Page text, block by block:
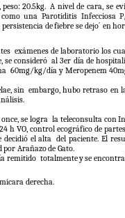
20.5kg. A nivel de cara, se
como una Parotiditis Infecciosa
persistencia defiebre se dejo´ en
exámenes de laboratorio los
se consideró al 3er día de
60mg/kg/día y Meropenem
sin embargo, hubo retraso en
se logra la teleconsulta con
24 h VO, control ecográfico de
decidió el alta del paciente. El
por Arañazode Gato.
remitido totalmenteyse
derecha.